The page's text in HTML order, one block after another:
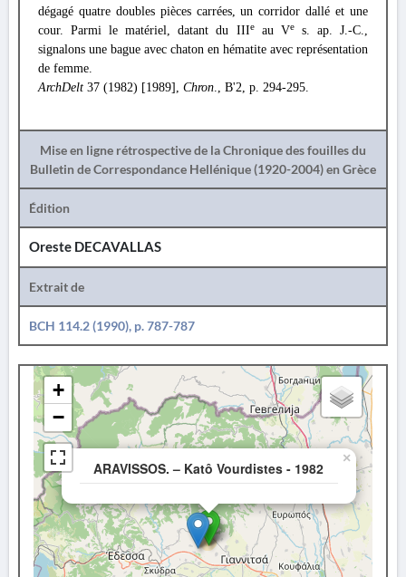
dégagé quatre doubles pièces carrées, un corridor dallé et une
cour. Parmi le matériel, datant du IIIeau Ves. ap. J.-C.,
signalons une bague avec chaton en hématite avec représentation
de femme.
ArchDelt 37 (1982) [1989], Chron., B'2, p. 294-295.
Mise en ligne rétrospective de la Chronique des fouilles du
Bulletin de Correspondance Hellénique (1920-2004) en Grèce
Édition
Oreste DECAVALLAS
Extrait de
BCH 114.2 (1990), p. 787-787
ARAVISSOS. – Katô Vourdistes - 1982
×
+
−